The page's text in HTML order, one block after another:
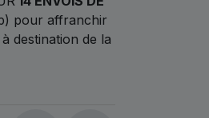
pour affranchir
destination de la